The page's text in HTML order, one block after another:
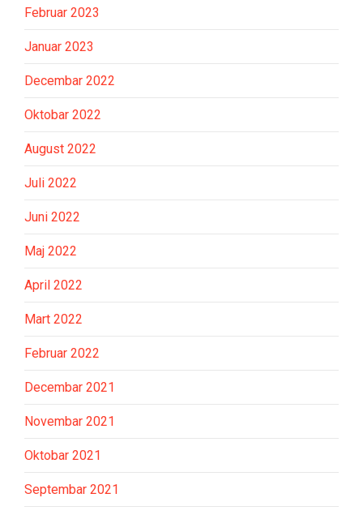
Februar 2023
Januar 2023
Decembar 2022
Oktobar 2022
August 2022
Juli 2022
Juni 2022
Maj 2022
April 2022
Mart 2022
Februar 2022
Decembar 2021
Novembar 2021
Oktobar 2021
Septembar 2021